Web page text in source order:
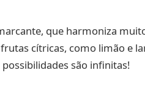
que harmoniza
cítricas, como limão e
são infinitas!